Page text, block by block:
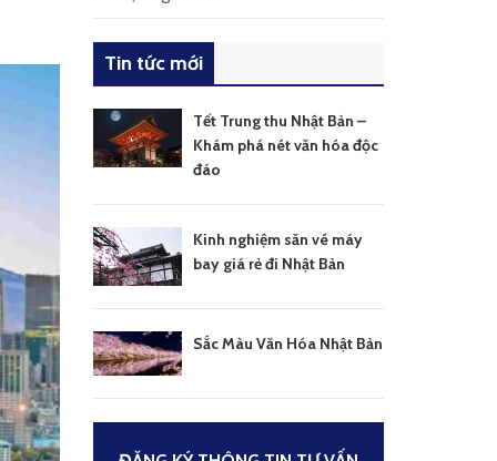
Tin tức mới
Tết Trung thu Nhật Bản –
Khám phá nét văn hóa độc
đáo
Kinh nghiệm săn vé máy
bay giá rẻ đi Nhật Bản
Sắc Màu Văn Hóa Nhật Bản